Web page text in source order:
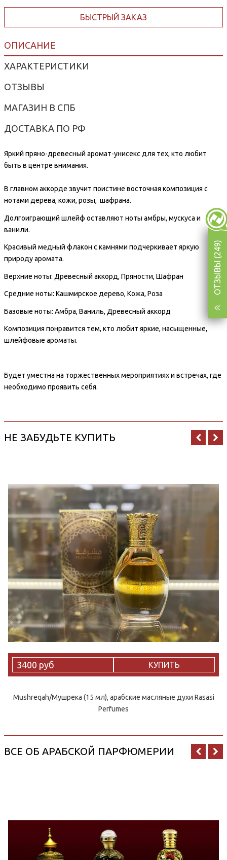
БЫСТРЫЙ ЗАКАЗ
ОПИСАНИЕ
ХАРАКТЕРИСТИКИ
ОТЗЫВЫ
МАГАЗИН В СПБ
ДОСТАВКА ПО РФ
Яркий пряно-древесный аромат-унисекс для тех, кто любит
быть в центре внимания.
В главном аккорде звучит поистине восточная композиция с
нотами дерева, кожи, розы, шафрана.
Долгоиграющий шлейф оставляют ноты амбры, мускуса и
ванили.
Красивый медный флакон с камнями подчеркивает яркую
природу аромата.
Верхние ноты: Древесный аккорд, Пряности, Шафран
Средние ноты: Кашмирское дерево, Кожа, Роза
Базовые ноты: Амбра, Ваниль, Древесный аккорд
Композиция понравится тем, кто любит яркие, насыщенные,
шлейфовые ароматы.
Будет уместна на торжественных мероприятиях и встречах, где
необходимо проявить себя.
НЕ ЗАБУДЬТЕ КУПИТЬ
3400 руб КУПИТЬ
Mushreqah/Мушрека (15 мл), арабские масляные духи Rasasi
Perfumes
ВСЕ ОБ АРАБСКОЙ ПАРФЮМЕРИИ
ОТЗЫВЫ (249)